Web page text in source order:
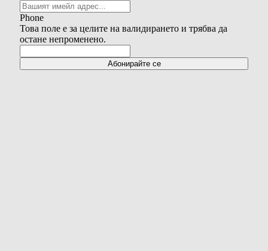
Phone
Това поле е за целите на валидирането и трябва да
остане непроменено.